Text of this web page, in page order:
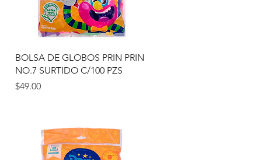
Vista rápida
BOLSA DE GLOBOS PRIN PRIN
NO.7 SURTIDO C/100 PZS
Precio
$49.00